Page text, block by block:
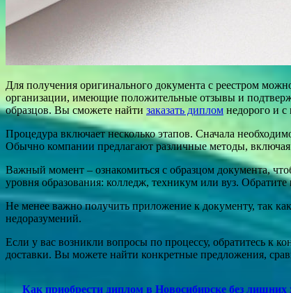
Для получения оригинального документа с реестром
организации, имеющие положительные отзывы и
образцов. Вы сможете найти заказать диплом недорого и с
Процедура включает несколько этапов. Сначала
Обычно компании предлагают различные методы, включая
Важный момент – ознакомиться с образцом документа,
уровня образования: колледж, техникум или вуз.
Не менее важно получить приложение к документу, так
недоразумений.
Если у вас возникли вопросы по процессу, обратитесь к
доставки. Вы можете найти конкретные предложения,
Как приобрести диплом в Новосибирске без лишних